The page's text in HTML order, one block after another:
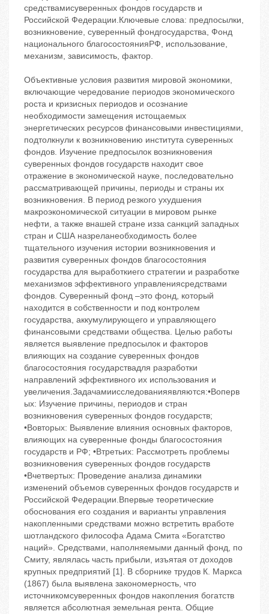
средствамисуверенных фондов государств и
Российской Федерации.Ключевые слова: предпосылки,
возникновение, суверенный фондгосударства, Фонд
национального благосостоянияРФ, использование,
механизм, зависимость, фактор.
Объективные условия развития мировой экономики,
включающие чередование периодов экономического
роста и кризисных периодов и осознание
необходимости замещения истощаемых
энергетических ресурсов финансовыми инвестициями,
подтолкнули к возникновению института суверенных
фондов. Изучение предпосылок возникновения
суверенных фондов государств находит свое
отражение в экономической науке, последовательно
рассматривающей причины, периоды и страны их
возникновения. В период резкого ухудшения
макроэкономической ситуации в мировом рынке
нефти, а также внашей стране изза санкций западных
стран и США назреланеобходимость более
тщательного изучения истории возникновения и
развития суверенных фондов благосостояния
государства для выработкиего стратегии и разработке
механизмов эффективного управлениясредствами
фондов. Суверенный фонд –это фонд, который
находится в собственности и под контролем
государства, аккумулирующего и управляющего
финансовыми средствами общества. Целью работы
является выявление предпосылок и факторов
влияющих на создание суверенных фондов
благосостояния государствадля разработки
направлений эффективного их использования и
увеличения.Задачамиисследованияявляются:•Воперв
ых: Изучение причины, периодов и стран
возникновения суверенных фондов государств;
•Вовторых: Выявление влияния основных факторов,
влияющих на суверенные фонды благосостояния
государств и РФ; •Втретьих: Рассмотреть проблемы
возникновения суверенных фондов государств
•Вчетвертых: Проведение анализа динамики
изменений объемов суверенных фондов государств и
Российской Федерации.Впервые теоретические
обоснования его создания и варианты управления
накопленными средствами можно встретить вработе
шотландского философа Адама Смита «Богатство
наций». Средствами, наполняемыми данный фонд, по
Смиту, являлась часть прибыли, изъятая от доходов
крупных предприятий [1]. В сборнике трудов К. Маркса
(1867) была выявлена закономерность, что
источникомсуверенных фондов накопления богатств
является абсолютная земельная рента. Общие